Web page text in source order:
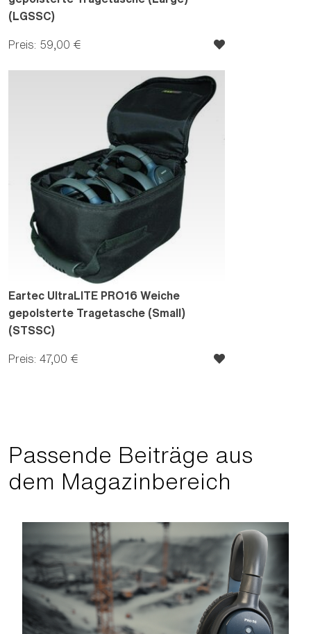
(LGSSC)
Preis: 59,00 €
Eartec UltraLITE PRO16 Weiche
gepolsterte Tragetasche (Small)
(STSSC)
Preis: 47,00 €
Passende Beiträge aus
dem Magazinbereich